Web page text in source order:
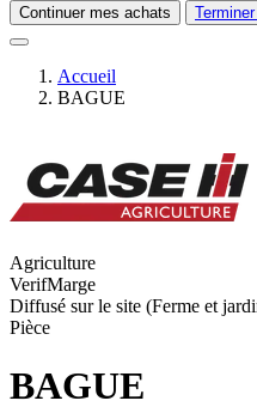
Continuer mes achats
Accueil
BAGUE
Agriculture
VerifMarge
Diffusé sur le site (Ferme et
Pièce
BAGUE